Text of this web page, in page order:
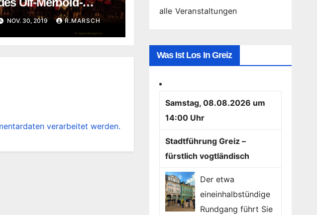
NOV. 30, 2019 R.MARSCH
verarbeitet werden.
alle Veranstaltungen
Was Ist Los In Greiz
Samstag, 08.08.2026 um
14:00 Uhr
Stadtführung Greiz –
fürstlich vogtländisch
Der etwa
eineinhalbstündige
Rundgang führt Sie